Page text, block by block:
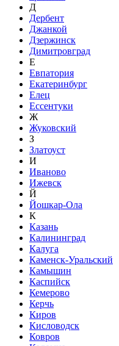
Д
Дербент
Джанкой
Дзержинск
Димитровград
Е
Евпатория
Екатеринбург
Елец
Ессентуки
Ж
Жуковский
З
Златоуст
И
Иваново
Ижевск
Й
Йошкар-Ола
К
Казань
Калининград
Калуга
Каменск-Уральский
Камышин
Каспийск
Кемерово
Керчь
Киров
Кисловодск
Ковров